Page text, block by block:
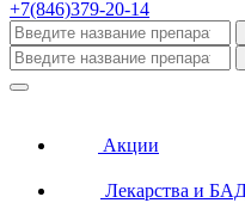
+7(846)379-20-14
Акции
Лекарства и